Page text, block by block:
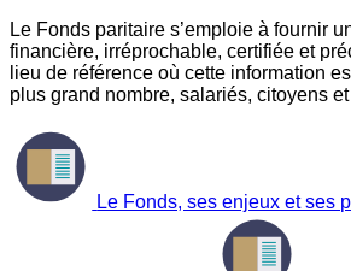
Le Fonds paritaire s’emploie à fournir
financière, irréprochable, certifiée et
lieu de référence où cette information
plus grand nombre, salariés, citoyens
Le Fonds, ses enjeux et ses